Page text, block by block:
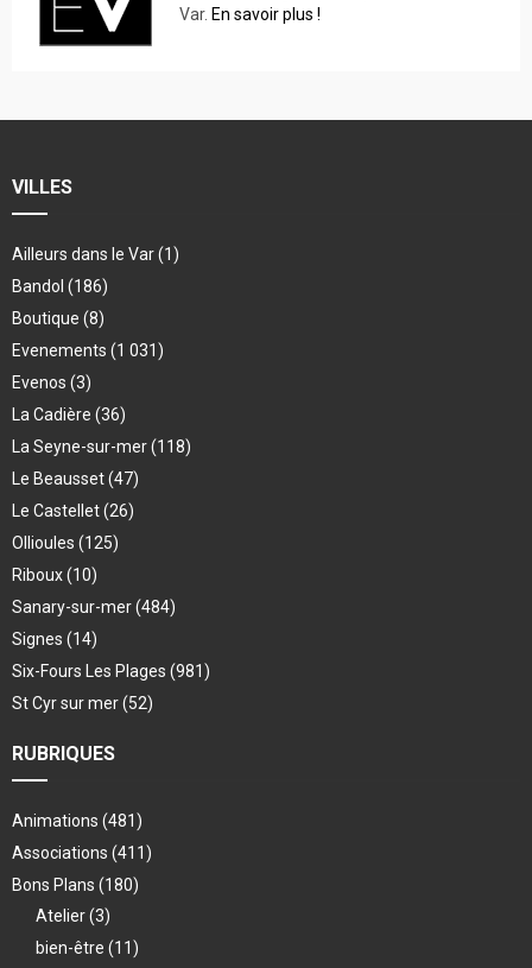
Var. En savoir plus !
VILLES
Ailleurs dans le Var(1)
Bandol (186)
Boutique (8)
Evenements (1 031)
Evenos (3)
La Cadière (36)
La Seyne-sur-mer(118)
Le Beausset(47)
Le Castellet(26)
Ollioules (125)
Riboux(10)
Sanary-sur-mer(484)
Signes (14)
Six-Fours Les Plages (981)
St Cyr sur mer(52)
RUBRIQUES
Animations (481)
Associations (411)
Bons Plans (180)
Atelier(3)
bien-être (11)